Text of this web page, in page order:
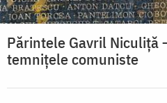
Părintele Gavril Niculiță
temnițele comuniste